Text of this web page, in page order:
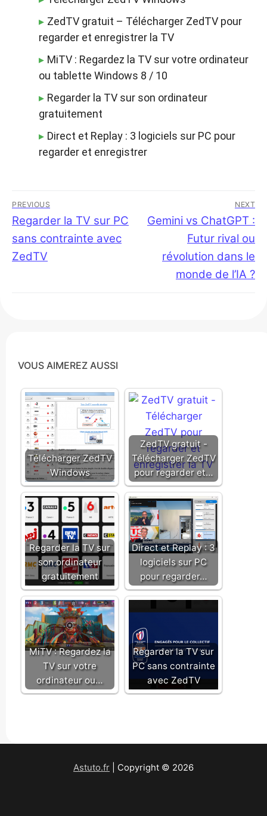
ZedTV gratuit – Télécharger ZedTV pour
regarder et enregistrer la TV
MiTV : Regardez la TV sur votre ordinateur
ou tablette Windows 8 / 10
Regarder la TV sur son ordinateur
gratuitement
Direct et Replay : 3 logiciels sur PC pour
regarder et enregistrer
Navigation
de
l’article
PREVIOUS
Previous
post:
Regarder la TV sur PC
sans contrainte avec
ZedTV
NEXT
Next
Gemini vs ChatGPT :
Futur rival ou
révolution dans le
monde de l’IA ?
VOUS AIMEREZ AUSSI
Télécharger ZedTV
Windows
ZedTV gratuit -
Télécharger ZedTV
pour regarder et…
Regarder la TV sur
son ordinateur
gratuitement
Direct et Replay : 3
logiciels sur PC
pour regarder…
MiTV : Regardez la
TV sur votre
ordinateur ou…
Regarder la TV sur
PC sans contrainte
avec ZedTV
Astuto.fr | Copyright © 2026